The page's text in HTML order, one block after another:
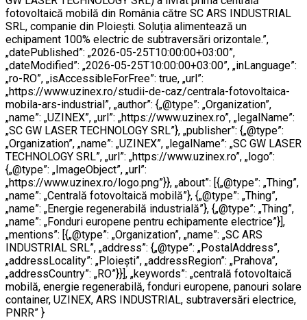
fotovoltaică mobilă din România către SC ARS INDUSTRIAL
SRL, companie din Ploiești. Soluția alimentează un
echipament 100% electric de subtraversări orizontale.”,
„datePublished”: „2026-05-25T10:00:00+03:00”,
„dateModified”: „2026-05-25T10:00:00+03:00”, „inLanguage”:
„ro-RO”, „isAccessibleForFree”: true, „url”:
„https://www.uzinex.ro/studii-de-caz/centrala-fotovoltaica-
mobila-ars-industrial”, „author”: {„@type”: „Organization”,
„name”: „UZINEX”, „url”: „https://www.uzinex.ro”, „legalName”:
„SC GW LASER TECHNOLOGY SRL”}, „publisher”: {„@type”:
„Organization”, „name”: „UZINEX”, „legalName”: „SC GW LASER
TECHNOLOGY SRL”, „url”: „https://www.uzinex.ro”, „logo”:
{„@type”: „ImageObject”, „url”:
„https://www.uzinex.ro/logo.png”}}, „about”: [{„@type”: „Thing”,
„name”: „Centrală fotovoltaică mobilă”}, {„@type”: „Thing”,
„name”: „Energie regenerabilă industrială”}, {„@type”: „Thing”,
„name”: „Fonduri europene pentru echipamente electrice”}],
„mentions”: [{„@type”: „Organization”, „name”: „SC ARS
INDUSTRIAL SRL”, „address”: {„@type”: „PostalAddress”,
„addressLocality”: „Ploiești”, „addressRegion”: „Prahova”,
„addressCountry”: „RO”}}], „keywords”: „centrală fotovoltaică
mobilă, energie regenerabilă, fonduri europene, panouri solare
container, UZINEX, ARS INDUSTRIAL, subtraversări electrice,
PNRR” }